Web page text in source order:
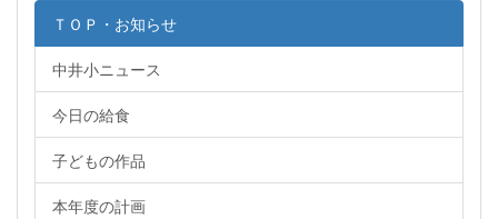
ＴＯＰ・お知らせ
中井小ニュース
今日の給食
子どもの作品
本年度の計画